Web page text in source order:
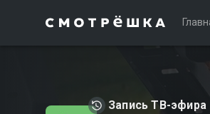
Запись ТВ-эфира